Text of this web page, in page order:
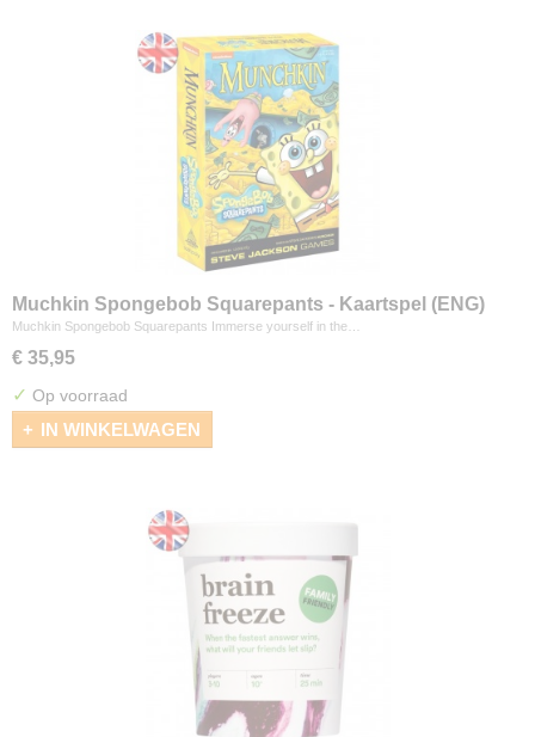
Muchkin Spongebob Squarepants - Kaartspel (ENG)
Muchkin Spongebob Squarepants Immerse yourself in the…
€ 35,95
✓ Op voorraad
IN WINKELWAGEN